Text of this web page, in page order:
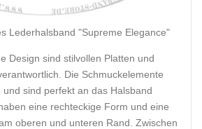
Lederhalsband "Supreme Elegance"
Design sind stilvollen Platten und
Die Schmuckelemente
sind perfekt an das Halsband
eine rechteckige Form und eine
oberen und unteren Rand. Zwischen